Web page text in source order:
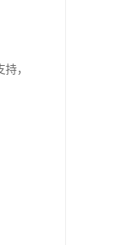
，